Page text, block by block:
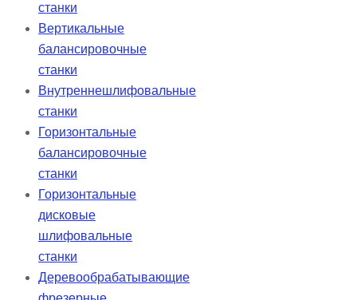
станки
Вертикальные
балансировочные
станки
Внутреннешлифовальные
станки
Горизонтальные
балансировочные
станки
Горизонтальные
дисковые
шлифовальные
станки
Деревообрабатывающие